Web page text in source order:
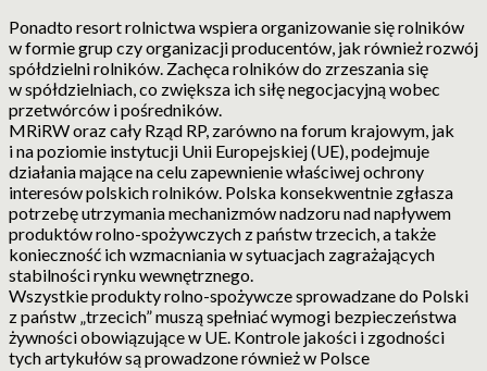
Ponadto resort rolnictwa wspiera organizowanie się rolników
w formie grup czy organizacji producentów, jak również rozwój
spółdzielni rolników. Zachęca rolników do zrzeszania się
w spółdzielniach, co zwiększa ich siłę negocjacyjną wobec
przetwórców i pośredników.
MRiRW oraz cały Rząd RP, zarówno na forum krajowym, jak
i na poziomie instytucji Unii Europejskiej (UE), podejmuje
działania mające na celu zapewnienie właściwej ochrony
interesów polskich rolników. Polska konsekwentnie zgłasza
potrzebę utrzymania mechanizmów nadzoru nad napływem
produktów rolno-spożywczych z państw trzecich, a także
konieczność ich wzmacniania w sytuacjach zagrażających
stabilności rynku wewnętrznego.
Wszystkie produkty rolno-spożywcze sprowadzane do Polski
z państw „trzecich” muszą spełniać wymogi bezpieczeństwa
żywności obowiązujące w UE. Kontrole jakości i zgodności
tych artykułów są prowadzone również w Polsce